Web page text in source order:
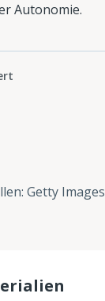
Autonomie.
: Getty Images